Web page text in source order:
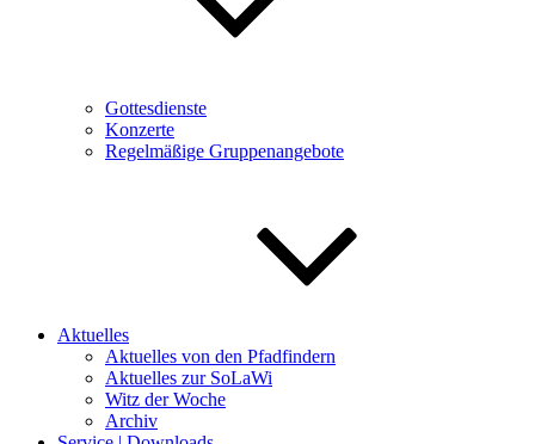
Gottesdienste
Konzerte
Regelmäßige Gruppenangebote
Aktuelles
Aktuelles von den Pfadfindern
Aktuelles zur SoLaWi
Witz der Woche
Archiv